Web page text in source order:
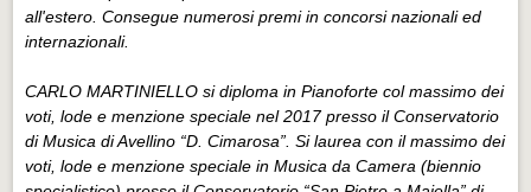
all'estero. Consegue numerosi premi in concorsi nazionali ed
internazionali.
CARLO MARTINIELLO si diploma in Pianoforte col massimo dei
voti, lode e menzione speciale nel 2017 presso il Conservatorio
di Musica di Avellino “D. Cimarosa”. Si laurea con il massimo dei
voti, lode e menzione speciale in Musica da Camera (biennio